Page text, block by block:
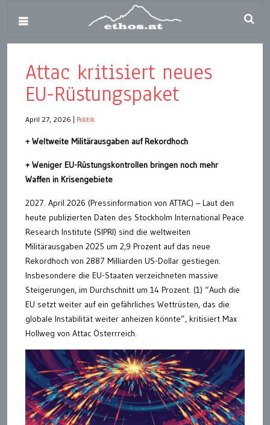
Attac kritisiert neues
EU-Rüstungspaket
April 27, 2026 Politik
+ Weltweite Militärausgaben auf Rekordhoch
+ Weniger EU-Rüstungskontrollen bringen noch mehr
Waffen in Krisengebiete
2027. April 2026 (Pressinformation von ATTAC) – Laut den
heute publizierten Daten des Stockholm International Peace
Research Institute (SIPRI) sind die weltweiten
Militärausgaben 2025 um 2,9 Prozent auf das neue
Rekordhoch von 2887 Milliarden US-Dollar gestiegen.
Insbesondere die EU-Staaten verzeichneten massive
Steigerungen, im Durchschnitt um 14 Prozent. (1) “Auch die
EU setzt weiter auf ein gefährliches Wettrüsten, das die
globale Instabilität weiter anheizen könnte”, kritisiert Max
Hollweg von Attac Österrreich.